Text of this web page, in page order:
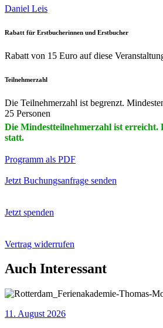
Daniel Leis
Rabatt für Erstbucherinnen und Erstbucher
Rabatt von 15 Euro auf diese
Teilnehmerzahl
Die Teilnehmerzahl ist begrenzt.
25 Personen
Die Mindestteilnehmerzahl ist erreicht.
statt.
Programm als PDF
Jetzt Buchungsanfrage senden
Jetzt spenden
Vertrag widerrufen
Auch Interessant
11. August 2026